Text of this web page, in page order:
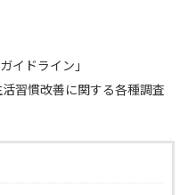
イドライン」
習慣改善に関する各種調査